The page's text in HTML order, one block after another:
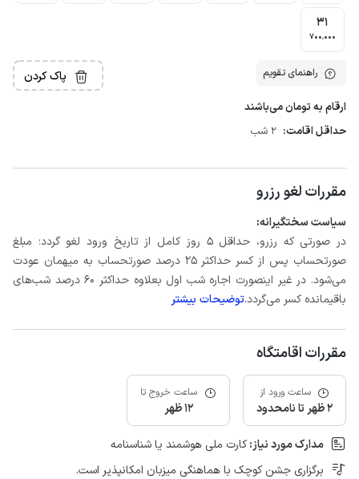
31
700٬000
راهنمای تقویم پاک کردن
ارقام به تومان می‌باشند
حداقل اقامت: 2 شب
مقررات لغو رزرو
سیاست سختگیرانه:
در صورتی که رزرو، حداقل 5 روز کامل از تاریخ ورود لغو گردد؛ مبلغ
صورتحساب پس از کسر حداکثر 25 درصد صورتحساب به میهمان عودت
می‌شود. در غیر اینصورت اجاره شب اول بعلاوه حداکثر 60 درصد شب‌های
باقیمانده کسر می‌گردد.توضیحات بیشتر
مقررات اقامتگاه
ساعت ورود از
2 ظهر تا نامحدود
ساعت خروج تا
12 ظهر
مدارک مورد نیاز:کارت ملی هوشمند یا شناسنامه
برگزاری جشن کوچک با هماهنگی میزبان امکانپذیر است.